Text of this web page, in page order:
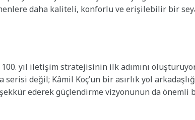
daha kaliteli, konforlu ve erişilebilir bir
yıl iletişim stratejisinin ilk adımını
değil; Kâmil Koç’un bir asırlık yol
ederek güçlendirme vizyonunun da önemli